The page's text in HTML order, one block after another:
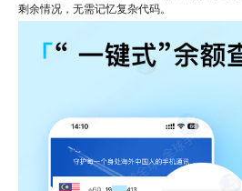
剩余情况，无需记忆复杂代码。